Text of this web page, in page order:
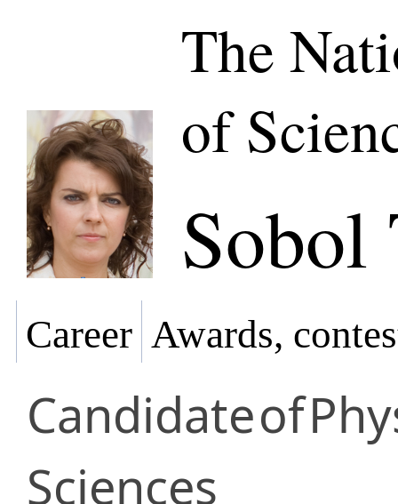
The
of
Sobol
Career Awards,
Candidateof
Sciences